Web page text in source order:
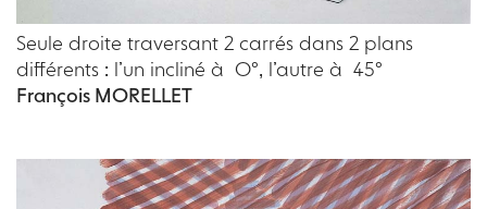
Seule droite traversant 2 carrés dans 2 plans
différents : l’un incliné à O°, l’autre à 45°
François MORELLET